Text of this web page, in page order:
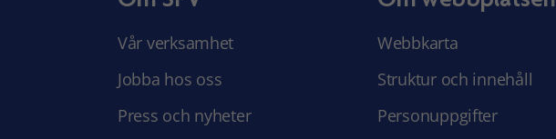
Vår verksamhet
Jobba hos oss
Press och nyheter
Webbkarta
Struktur och innehåll
Personuppgifter